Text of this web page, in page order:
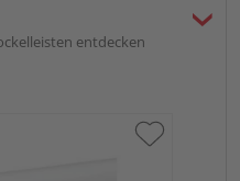
entdecken